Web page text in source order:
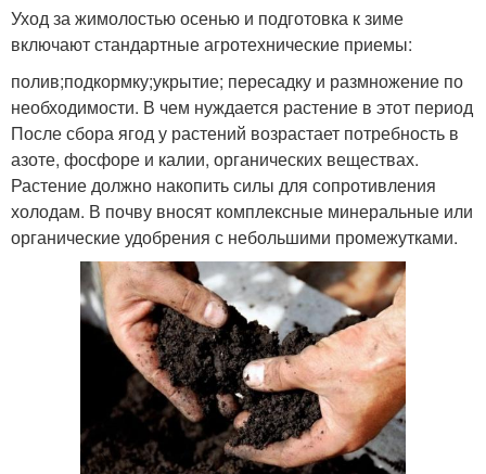
Уход за жимолостью осенью и подготовка к зиме
включают стандартные агротехнические приемы:
полив;подкормку;укрытие; пересадку и размножение по
необходимости. В чем нуждается растение в этот период
После сбора ягод у растений возрастает потребность в
азоте, фосфоре и калии, органических веществах.
Растение должно накопить силы для сопротивления
холодам. В почву вносят комплексные минеральные или
органические удобрения с небольшими промежутками.